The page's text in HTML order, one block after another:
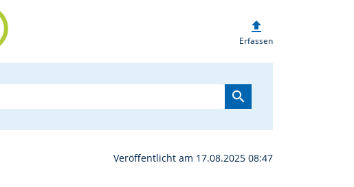
Marias mit Leib und
upload
Erfassen
search
Veröffentlicht am 17.08.2025 08:47